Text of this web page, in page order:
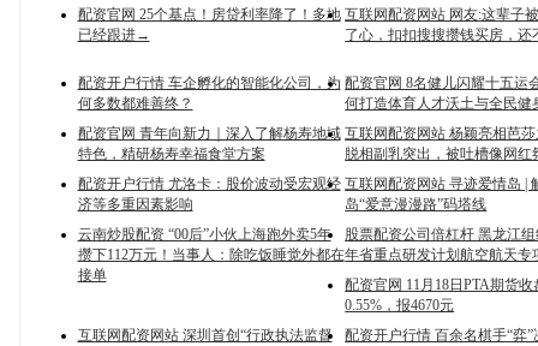
配资官网 25个基点！房贷利率降了！多地
已经跟进→
互联网配资网站 网友:这辈子
了心，扣扣搜搜攒钱买房，还
配资开户行情 车企孵化的智能化公司，为
何多数都难善终？
配资官网 8名健儿闪耀十五运
何打造体育人才沃土与全民健
配资官网 青年向新力｜深入了解杨寿地域
特色，精研杨寿幸福食堂方案
互联网配资网站 杨颖亮相芭
脱相副乳突出，被吐槽像网红
配资开户行情 尤洛卡：股价波动受宏观经
济等多重因素影响
互联网配资网站 寻迹爱情岛 |
岛“爱意漫漫路”码塔线
云南炒股配资 “00后”小伙上海跑外卖5年
攒下112万元！当事人：除吃饭睡觉外都在
接单
股票配资公司倍杠杆 黑龙江组
年省重点研发计划航空航天专
配资官网 11月18日PTA期货收
0.55%，报4670元
互联网配资网站 深圳首创“行政执法监督
配资开户行情 百余名棋手“弈